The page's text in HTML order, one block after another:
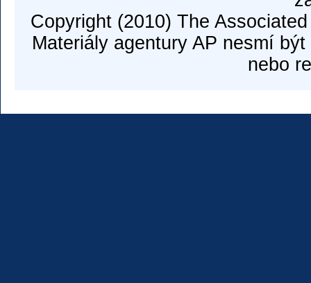
Copyright (2010) The
Materiály agentury AP nesmí
nebo